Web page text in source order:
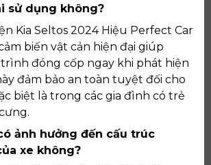
sử dụng không?
Kia Seltos 2024 Hiệu Perfect Car
biến vật cản hiện đại giúp
đóng cốp ngay khi phát hiện
đảm bảo an toàn tuyệt đối cho
biệt là trong các gia đình có trẻ
ảnh hưởng đến cấu trúc
xe không?